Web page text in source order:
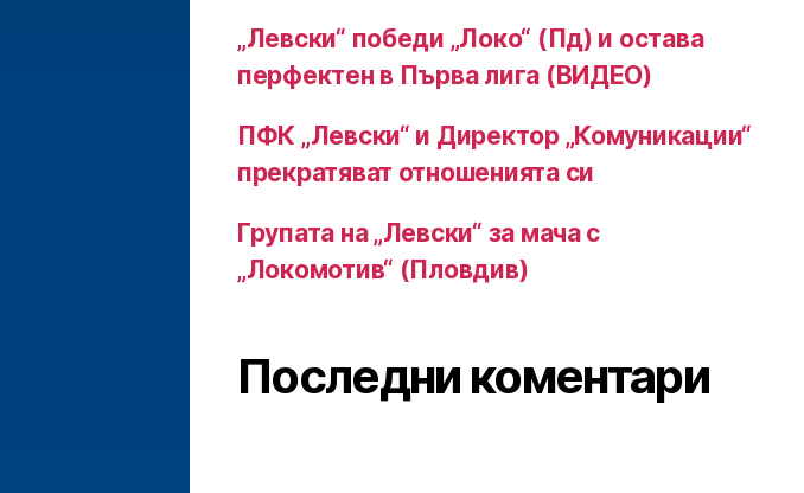
„Левски“ победи „Локо“ (Пд) и остава
перфектен в Първа лига (ВИДЕО)
ПФК „Левски“ и Директор „Комуникации“
прекратяват отношенията си
Групата на „Левски“ за мача с
„Локомотив“ (Пловдив)
Последни коментари